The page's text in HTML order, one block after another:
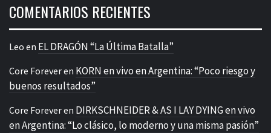
COMENTARIOS RECIENTES
Leo en EL DRAGÓN “La Última Batalla”
Core Foreveren KORN en vivo en Argentina: “Poco riesgo y
buenos resultados”
Core Foreveren DIRKSCHNEIDER & AS I LAY DYING en vivo
en Argentina: “Lo clásico, lo moderno y una misma pasión”